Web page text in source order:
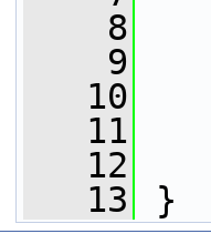
    8
    9
   10
   11
   12
   13
}